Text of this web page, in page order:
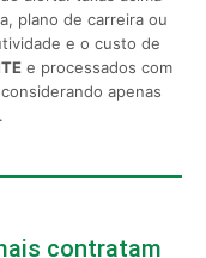
plano de carreira ou
e o custo de
e processados com
apenas
contratam